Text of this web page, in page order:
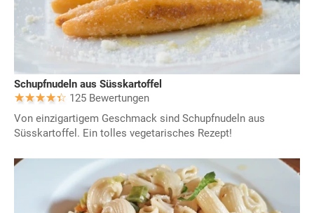
Schupfnudeln aus Süsskartoffel
125 Bewertungen
Von einzigartigem Geschmack sind Schupfnudeln aus
Süsskartoffel. Ein tolles vegetarisches Rezept!